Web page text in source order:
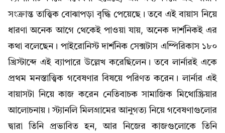
সংক্রান্ত তাত্ত্বিক বোঝাপড়া বৃদ্ধি পেয়েছে। তবে এই বায়াস নিয়ে
ধারণা অনেক আগে থেকেই পাওয়া যায়, অনেক দার্শনিকই এর
কথা বলেছেন। পাইরোনিস্ট দার্শনিক সেক্সটাস এম্পিরিকাস ১৮০
খ্রিস্টাব্দে এই ব্যাপারে উল্লেখ করেছিলেন। তবে লার্নারই একে
প্রথম মনস্তাত্ত্বিক গবেষণার বিষয়ে পরিণত করেন। লার্নার এই
বায়াসটা নিয়ে কাজ করেন নেতিবাচক সামাজিক মিথোস্ক্রিয়ার
আলোচনায়। স্ট্যানলি মিলগ্রামের আনুগত্য নিয়ে গবেষণাগুলোর
দ্বারা তিনি প্রভাবিত হন, আর নিজের কাজগুলোকে তিনি